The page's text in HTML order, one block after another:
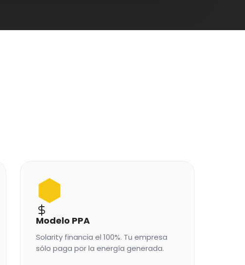
Modelo PPA
Solarity financia el 100%. Tu empresa
sólo paga por la energía generada.